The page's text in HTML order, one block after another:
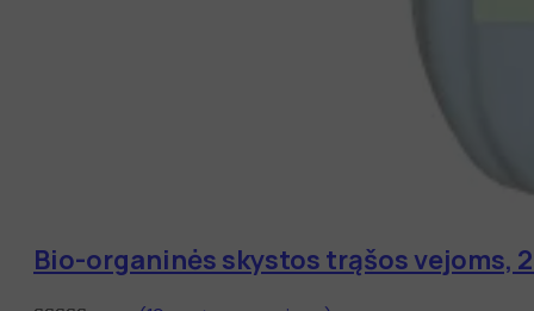
Bio-organinės skystos trąšos vejoms,